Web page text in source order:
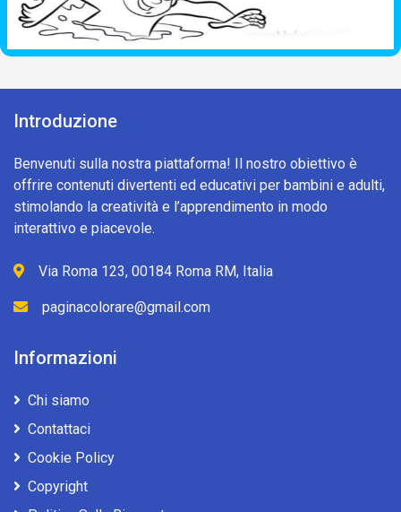
Introduzione
Benvenuti sulla nostra piattaforma! Il nostro obiettivo è
offrire contenuti divertenti ed educativi per bambini e adulti,
stimolando la creatività e l’apprendimento in modo
interattivo e piacevole.
Via Roma 123, 00184 Roma RM, Italia
paginacolorare@gmail.com
Informazioni
Chi siamo
Contattaci
Cookie Policy
Copyright